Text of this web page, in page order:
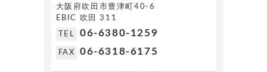
大阪府吹田市豊津町40-6
EBIC 吹田 311
TEL 06-6380-1259
FAX 06-6318-6175